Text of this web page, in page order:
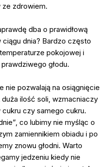
zdrowiem.
dba o prawidłową
ciągu dnia? Bardzo często
pokojowej i
głodu.
nie pozwalają na osiągnięcie
ilość soli, wzmacniaczy
czy samego cukru.
co lubimy nie myśląc o
zamiennikiem obiadu i po
znowu głodni. Warto
jedzeniu kiedy nie